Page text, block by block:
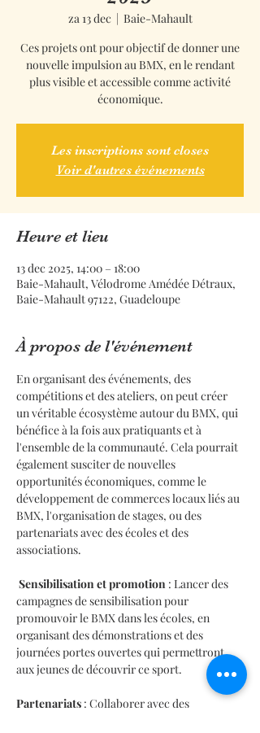
za 13 dec
  |
Baie-Mahault
Ces projets ont pour objectif de donner une
nouvelle impulsion au BMX, en le rendant
plus visible et accessible comme activité
économique.
Les inscriptions sont closes
Voir d'autres événements
Heure et lieu
13 dec 2025, 14:00 – 18:00
Baie-Mahault, Vélodrome Amédée Détraux,
Baie-Mahault 97122, Guadeloupe
À propos de l'événement
En organisant des événements, des
compétitions et des ateliers, on peut créer
un véritable écosystème autour du BMX, qui
bénéfice à la fois aux pratiquants et à
l'ensemble de la communauté. Cela pourrait
également susciter de nouvelles
opportunités économiques, comme le
développement de commerces locaux liés au
BMX, l'organisation de stages, ou des
partenariats avec des écoles et des
associations.
Sensibilisation et promotion : Lancer des
campagnes de sensibilisation pour
promouvoir le BMX dans les écoles, en
organisant des démonstrations et des
journées portes ouvertes qui permettront
aux jeunes de découvrir ce sport.
Partenariats : Collaborer avec des